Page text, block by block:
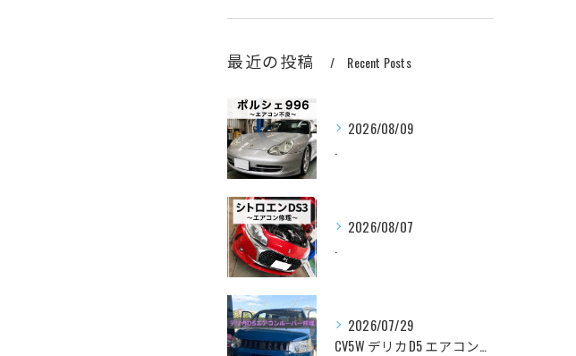
最近の投稿 Recent Posts
2026/08/09
.
2026/08/07
.
2026/07/29
CV5W デリカD5 エアコンルーバー修理